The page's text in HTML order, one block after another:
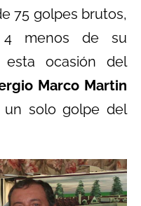
75 golpes brutos,
4 menos de su
esta ocasión del
Marco Martin
solo golpe del